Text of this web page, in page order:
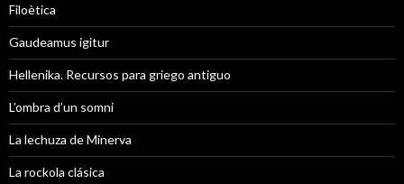
Filoètica
Gaudeamus igitur
Hellenika. Recursos para griego antiguo
L’ombra d’un somni
La lechuza de Minerva
La rockola clásica